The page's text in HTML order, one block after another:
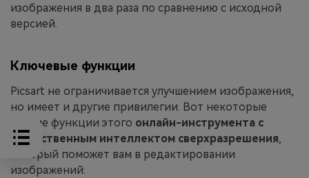
изображения в два раза по сравнению с исходной
версией.
Ключевые функции
Picsart не ограничивается улучшением изображения,
но имеет и другие привилегии. Вот некоторые
другие функции этого онлайн-инструмента с
искусственным интеллектом сверхразрешения,
который поможет вам в редактировании
изображений: